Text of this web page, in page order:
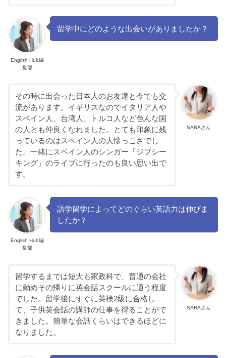
English Hub編
集部
留学中にどのような出会いがありましたか？
SARAさん
その時に出会った日本人のお友達と今でも交
流があります。イギリスなのでイタリア人や
スペイン人、台湾人、トルコ人など色んな国
の人とも仲良くなれました。とても印象に残
っているのはスペイン人の人懐っこさでし
た。一緒にスペイン人のシンガー「ジブシー
キング」のライブに行ったのも良い思い出で
す。
English Hub編
集部
語学留学によってどのぐらい英語力は伸びま
したか？
SARAさん
留学するまでは短大も家政科で、普通の会社
に勤めその帰りに英会話スクールに通う程度
でした。留学後にすぐに英検2級に合格し
て、子供英会話の講師の仕事を得ることがで
きました。簡単な会話くらいはできるほどに
なりました。